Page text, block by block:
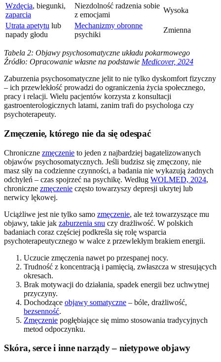
Wzdęcia, biegunki,
zaparcia
Niezdolność radzenia sobie
z emocjami
Wysoka
Utrata apetytu lub
napady głodu
Mechanizmy obronne
psychiki
Zmienna
Tabela 2: Objawy psychosomatyczne układu pokarmowego
Źródło: Opracowanie własne na podstawie Medicover, 2024
Zaburzenia psychosomatyczne jelit to nie tylko dyskomfort fizyczny
– ich przewlekłość prowadzi do ograniczenia życia społecznego,
pracy i relacji. Wielu pacjentów korzysta z konsultacji
gastroenterologicznych latami, zanim trafi do psychologa czy
psychoterapeuty.
Zmęczenie, którego nie da się odespać
Chroniczne zmęczenie to jeden z najbardziej bagatelizowanych
objawów psychosomatycznych. Jeśli budzisz się zmęczony, nie
masz siły na codzienne czynności, a badania nie wykazują żadnych
odchyleń – czas spojrzeć na psychikę. Według WOLMED, 2024,
chroniczne zmęczenie często towarzyszy depresji ukrytej lub
nerwicy lękowej.
Uciążliwe jest nie tylko samo zmęczenie, ale też towarzyszące mu
objawy, takie jak zaburzenia snu czy drażliwość. W polskich
badaniach coraz częściej podkreśla się rolę wsparcia
psychoterapeutycznego w walce z przewlekłym brakiem energii.
Uczucie zmęczenia nawet po przespanej nocy.
Trudność z koncentracją i pamięcią, zwłaszcza w stresujących
okresach.
Brak motywacji do działania, spadek energii bez uchwytnej
przyczyny.
Dochodzące objawy somatyczne – bóle, drażliwość,
bezsenność.
Zmęczenie pogłębiające się mimo stosowania tradycyjnych
metod odpoczynku.
Skóra, serce i inne narządy – nietypowe objawy